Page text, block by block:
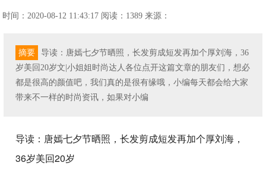
时间：2020-08-12 11:43:17 阅读：1389 来源：
摘要
导读：唐嫣七夕节晒照，长发剪成短发再加个厚刘海，36
岁美回20岁文|小姐姐时尚达人各位点开这篇文章的朋友们，想必
都是很高的颜值吧，我们真的是很有缘哦，小编每天都会给大家
带来不一样的时尚资讯，如果对小编
导读：唐嫣七夕节晒照，长发剪成短发再加个厚刘海，
36岁美回20岁